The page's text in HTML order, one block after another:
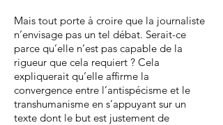
Mais tout porte à croire que la journaliste
n’envisage pas un tel débat. Serait-ce
parce qu’elle n’est pas capable de la
rigueur que cela requiert ? Cela
expliquerait qu’elle affirme la
convergence entre l’antispécisme et le
transhumanisme en s’appuyant sur un
texte dont le but est justement de